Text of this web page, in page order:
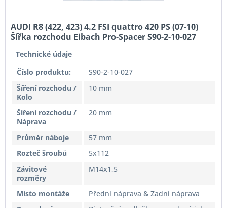
AUDI R8 (422, 423) 4.2 FSI quattro 420 PS (07-10)
Šířka rozchodu Eibach Pro-Spacer S90-2-10-027
Technické údaje
Číslo produktu:
S90-2-10-027
Šíření rozchodu /
Kolo
10 mm
Šíření rozchodu /
Náprava
20 mm
Průměr náboje
57 mm
Rozteč šroubů
5x112
Závitové
rozměry
M14x1,5
Místo montáže
Přední náprava & Zadní náprava